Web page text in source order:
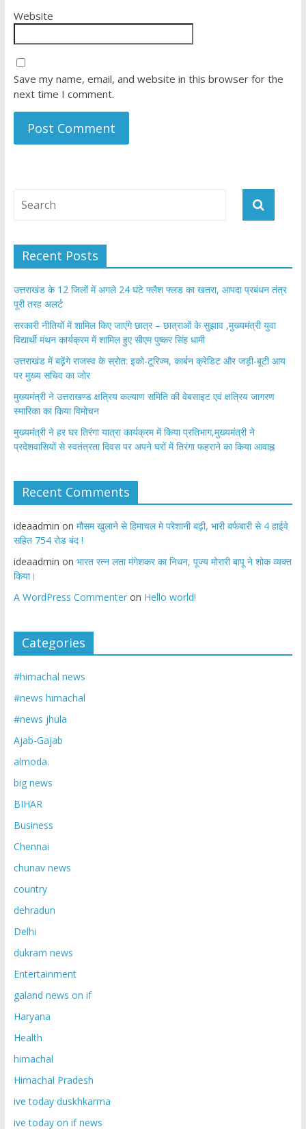
Website
Save my name, email, and website in this browser for the
next time I comment.
Recent Posts
उत्तराखंड के 12 जिलों में अगले 24 घंटे फ्लैश फ्लड का खतरा, आपदा प्रबंधन तंत्र
पूरी तरह अलर्ट
सरकारी नीतियों में शामिल किए जाएंगे छात्र – छात्राओं के सुझाव ,मुख्यमंत्री युवा
विद्यार्थी मंथन कार्यक्रम में शामिल हुए सीएम पुष्कर सिंह धामी
उत्तराखंड में बढ़ेंगे राजस्व के स्रोत: इको-टूरिज्म, कार्बन क्रेडिट और जड़ी-बूटी आय
पर मुख्य सचिव का जोर
मुख्यमंत्री ने उत्तराखण्ड क्षत्रिय कल्याण समिति की वेबसाइट एवं क्षत्रिय जागरण
स्मारिका का किया विमोचन
मुख्यमंत्री ने हर घर तिरंगा यात्रा कार्यक्रम में किया प्रतिभाग,मुख्यमंत्री ने
प्रदेशवासियों से स्वतंत्रता दिवस पर अपने घरों में तिरंगा फहराने का किया आवाह्न
Recent Comments
ideaadmin on मौसम खुलाने से हिमाचल मे परेशानी बढ़ी, भारी बर्फबारी से 4 हाईवे
सहित 754 रोड बंद !
ideaadmin on भारत रत्न लता मंगेशकर का निधन, पूज्य मोरारी बापू ने शोक व्यक्त
किया।
A WordPress Commenteron Hello world!
Categories
#himachal news
#news himachal
#news jhula
Ajab-Gajab
almoda.
big news
BIHAR
Business
Chennai
chunav news
country
dehradun
Delhi
dukram news
Entertainment
galand news on if
Haryana
Health
himachal
Himachal Pradesh
ive today duskhkarma
ive today on if news